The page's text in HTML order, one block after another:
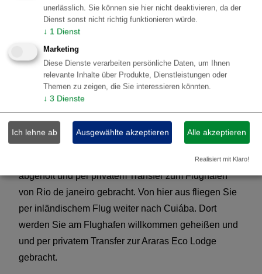
Dieser Tag steht zu Ihrer freien Verfügung. Vor Ort
besteht aber die Möglichkeit, zusätzliche Exkursionen
zu buchen.
Cachoeiras do Macacu - Araras Eco
Lodge
Heute endet das Arrangement im Atlantischen
Regenwald und die Reise geht weiter zum nächsten
Öko System, dem Pantanal. Sie werden an der Lodge
abgeholt und per privatem Transfer zum Flughafen
von Rio de janeiro gebracht. Von hier aus fliegen Sie
per inländischem Flug weiter nach Cuiába. Dort
werden Sie am Flughafen willkommen geheißen und
und per privatem Transfer zur Araras Eco Lodge
gebracht.
unerlässlich. Sie können sie hier nicht deaktivieren, da der
Dienst sonst nicht richtig funktionieren würde.
↓ 1 Dienst
Marketing
Diese Dienste verarbeiten persönliche Daten, um Ihnen
relevante Inhalte über Produkte, Dienstleistungen oder
Themen zu zeigen, die Sie interessieren könnten.
↓ 3 Dienste
Ich lehne ab Ausgewählte akzeptieren Alle akzeptieren
Realisiert mit Klaro!